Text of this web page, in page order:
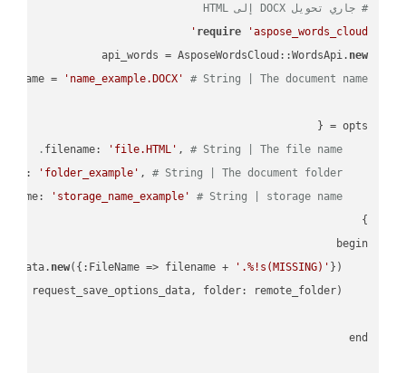
# جاري تحويل DOCX إلى HTML
require
'aspose_words_cloud'
api_words = AsposeWordsCloud::WordsApi. new
name =
'name_example.DOCX' # String | The document name.
    filename:
'file.HTML' , # String | The file name.
    folder:
'folder_example' , # String | The document folder.
    storage_name:
'storage_name_example'
# String | storage name.
new({:FileName => filename +
'.%!s(MISSING)'